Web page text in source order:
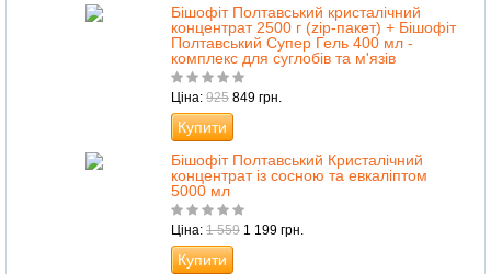
Бішофіт Полтавський кристалічний
концентрат 2500 г (zip-пакет) + Бішофіт
Полтавський Супер Гель 400 мл -
комплекс для суглобів та м'язів
Ціна: 925 849 грн.
Купити
Бішофіт Полтавський Кристалічний
концентрат із сосною та евкаліптом
5000 мл
Ціна: 1 559 1 199 грн.
Купити